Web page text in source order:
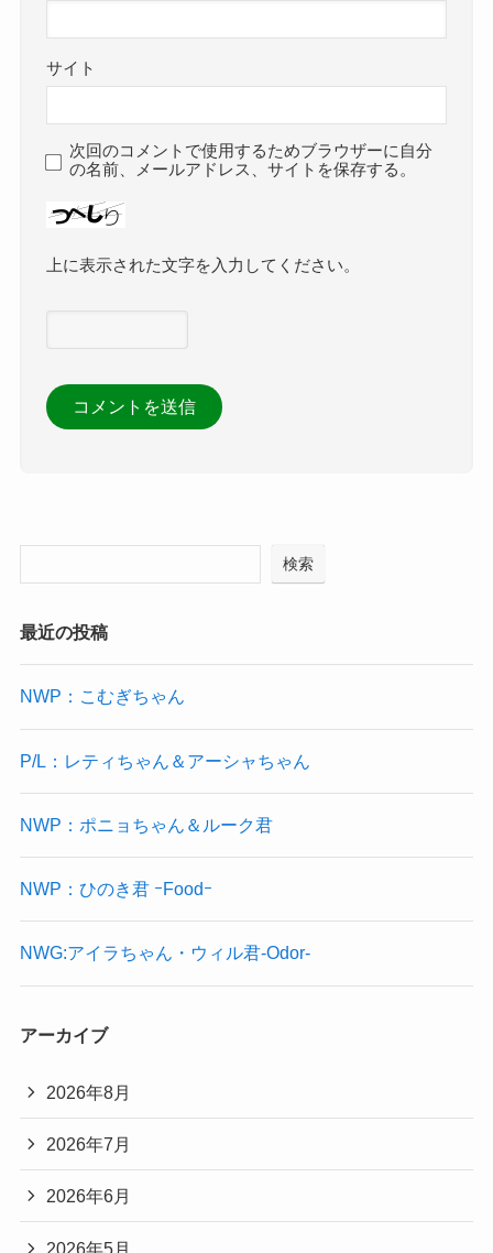
サイト
次回のコメントで使用するためブラウザーに自分
の名前、メールアドレス、サイトを保存する。
上に表示された文字を入力してください。
検索
最近の投稿
NWP：こむぎちゃん
P/L：レティちゃん＆アーシャちゃん
NWP：ポニョちゃん＆ルーク君
NWP：ひのき君 ｰFoodｰ
NWG:アイラちゃん・ウィル君-Odor-
アーカイブ
2026年8月
2026年7月
2026年6月
2026年5月